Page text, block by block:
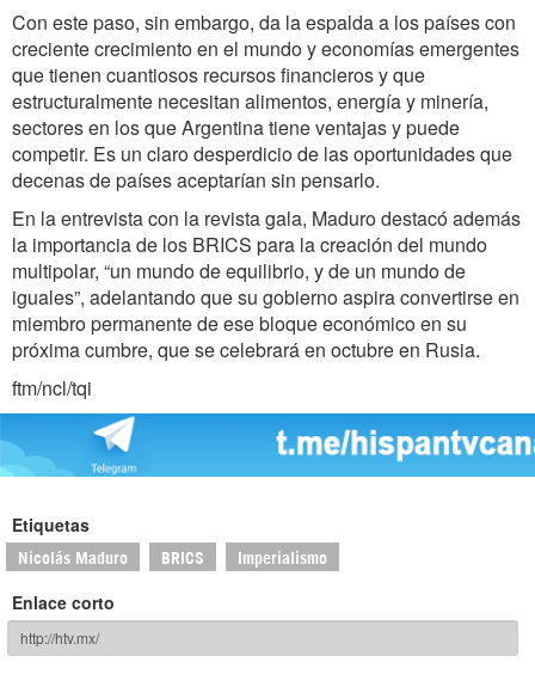
Con este paso, sin embargo, da la espalda a los países con
creciente crecimiento en el mundo y economías emergentes
que tienen cuantiosos recursos financieros y que
estructuralmente necesitan alimentos, energía y minería,
sectores en los que Argentina tiene ventajas y puede
competir. Es un claro desperdicio de las oportunidades que
decenas de países aceptarían sin pensarlo.
En la entrevista con la revista gala, Maduro destacó además
la importancia de los BRICS para la creación del mundo
multipolar, “un mundo de equilibrio, y de un mundo de
iguales”, adelantando que su gobierno aspira convertirse en
miembro permanente de ese bloque económico en su
próxima cumbre, que se celebrará en octubre en Rusia.
ftm/ncl/tqi
Etiquetas
Nicolás Maduro BRICS Imperialismo
Enlace corto